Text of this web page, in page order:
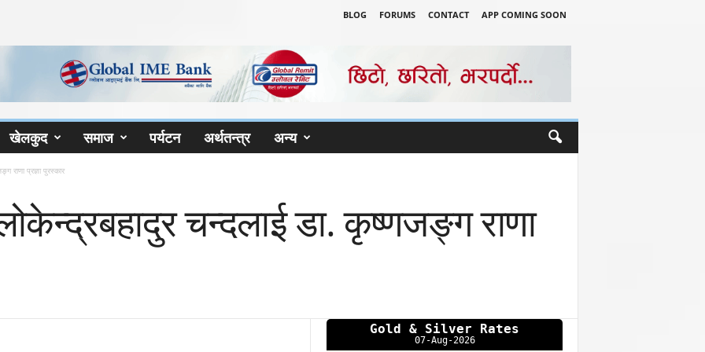
BLOG FORUMS CONTACT
APP COMING SOON
खेलकुद समाज पर्यटन अर्थतन्त्र अन्य
राणा प्रज्ञा पुरस्कार
चन्दलाई डा. कृष्णजङ्ग राणा